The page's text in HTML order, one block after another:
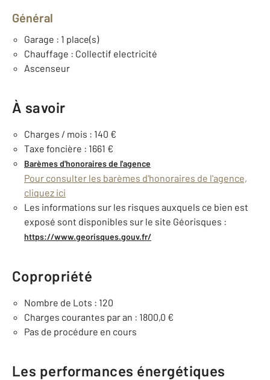
Général
Garage : 1 place(s)
Chauffage : Collectif electricité
Ascenseur
À savoir
Charges / mois : 140 €
Taxe foncière : 1661 €
Barèmes d'honoraires de l'agence
Pour consulter les barèmes d'honoraires de l'agence,
cliquez ici
Les informations sur les risques auxquels ce bien est
exposé sont disponibles sur le site Géorisques :
https://www.georisques.gouv.fr/
Copropriété
Nombre de Lots : 120
Charges courantes par an : 1800,0 €
Pas de procédure en cours
Les performances énergétiques